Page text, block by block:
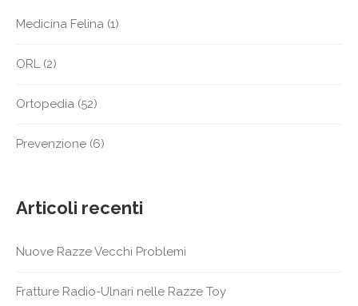
Medicina Felina (1)
ORL (2)
Ortopedia (52)
Prevenzione (6)
Articoli recenti
Nuove Razze Vecchi Problemi
Fratture Radio-Ulnari nelle Razze Toy